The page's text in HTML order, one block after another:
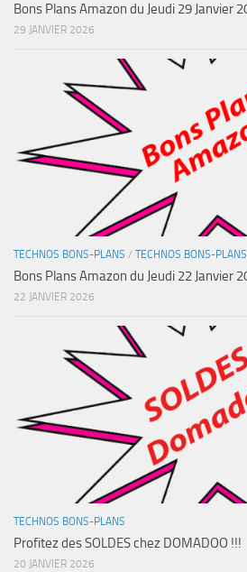
Bons Plans Amazon du Jeudi 29 Janvier
29 JANVIER 2026
TECHNOS BONS-PLANS / TECHNOS BONS-
Bons Plans Amazon du Jeudi 22 Janvier
22 JANVIER 2026
TECHNOS BONS-PLANS
Profitez des SOLDES chez DOMADOO !!!
20 JANVIER 2026